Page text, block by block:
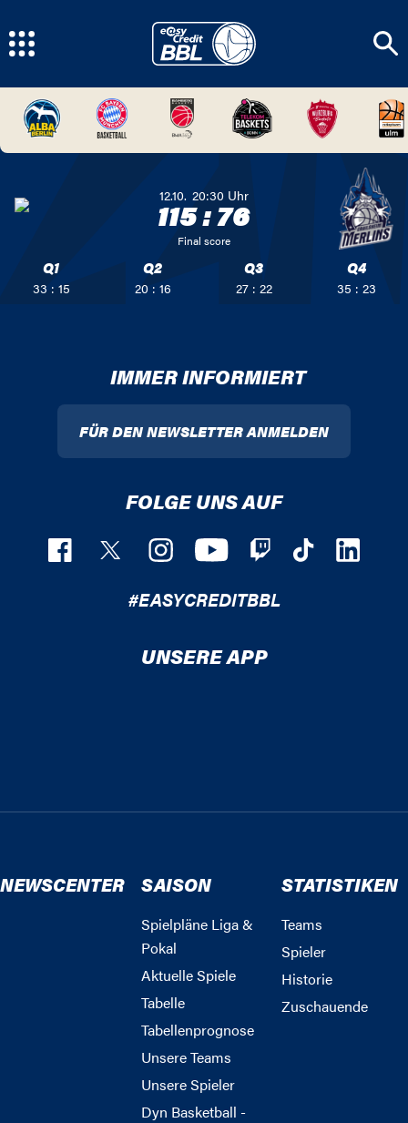
12.10. 20:30 Uhr
115:76
Final score
Q1
33 : 15
Q2
20 : 16
Q3
27 : 22
Q4
35 : 23
IMMER INFORMIERT
FÜR DEN NEWSLETTER ANMELDEN
FOLGE UNS AUF
#EASYCREDITBBL
UNSERE APP
NEWSCENTER SAISON
Spielpläne Liga &
Pokal
Aktuelle Spiele
Tabelle
Tabellenprognose
Unsere Teams
Unsere Spieler
Dyn Basketball -
STATISTIKEN
Teams
Spieler
Historie
Zuschauende